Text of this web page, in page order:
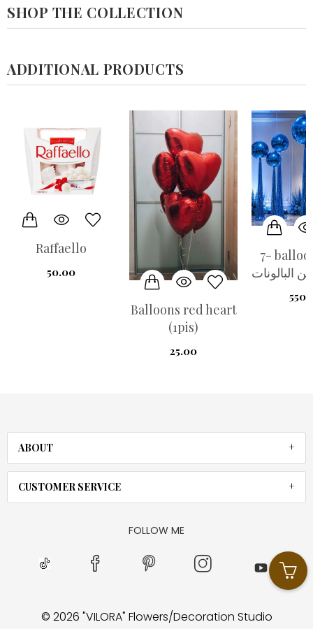
SHOP THE COLLECTION
ADDITIONAL PRODUCTS
Raffaello
50.00
Balloons red heart
(1pis)
25.00
7-
البالونات
ABOUT
CUSTOMER SERVICE
FOLLOW ME
© 2026 "VILORA" Flowers/Decoration Studio